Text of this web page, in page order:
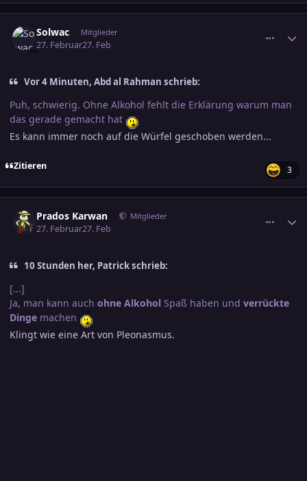
Solwac Mitglieder
27. Februar27. Feb
Vor 4 Minuten, Abd al Rahman schrieb:
Puh, schwierig. Ohne Alkohol fehlt die Erklärung warum man
das gerade gemacht hat
Es kann immer noch auf die Würfel geschoben werden...
Zitieren 3
Prados Karwan Mitglieder
27. Februar27. Feb
10 Stunden her, Patrick schrieb:
[...]
Ja, man kann auch ohne Alkohol Spaß haben und verrückte
Dinge machen
Klingt wie eine Art von Pleonasmus.